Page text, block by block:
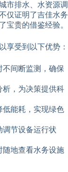
市排水、水资源调
仅证明了吉佳水务
宝贵的借鉴经验。
享受到以下优势：
不间断监测，确保
析，为决策提供科
低能耗，实现绿色
调节设备运行状
随地查看水务设施